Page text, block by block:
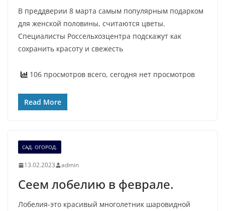
В преддверии 8 марта самым популярным подарком
для женской половины, считаются цветы.
Специалисты Россельхозцентра подскажут как
сохранить красоту и свежесть
106 просмотров всего, сегодня нет просмотров
Read More
САД. ОГОРОД.
13.02.2023 admin
Сеем лобелию в феврале.
Лобелия-это красивый многолетник шаровидной